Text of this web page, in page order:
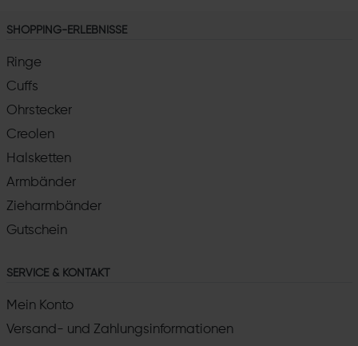
SHOPPING-ERLEBNISSE
Ringe
Cuffs
Ohrstecker
Creolen
Halsketten
Armbänder
Zieharmbänder
Gutschein
SERVICE & KONTAKT
Mein Konto
Versand- und Zahlungsinformationen